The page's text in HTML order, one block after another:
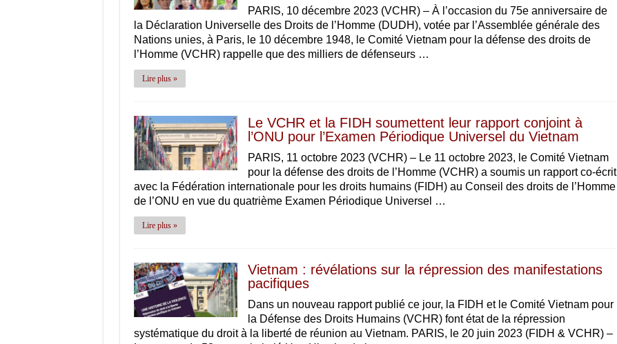
PARIS, 10 décembre 2023 (VCHR) – À l’occasion du 75e anniversaire de
la Déclaration Universelle des Droits de l’Homme (DUDH), votée par l’Assemblée générale des
Nations unies, à Paris, le 10 décembre 1948, le Comité Vietnam pour la défense des droits de
l’Homme (VCHR) rappelle que des milliers de défenseurs …
Lire plus »
Le VCHR et la FIDH soumettent leur rapport conjoint à
l’ONU pour l’Examen Périodique Universel du Vietnam
PARIS, 11 octobre 2023 (VCHR) – Le 11 octobre 2023, le Comité Vietnam
pour la défense des droits de l’Homme (VCHR) a soumis un rapport co-écrit
avec la Fédération internationale pour les droits humains (FIDH) au Conseil des droits de l’Homme
de l’ONU en vue du quatrième Examen Périodique Universel …
Lire plus »
Vietnam : révélations sur la répression des manifestations
pacifiques
Dans un nouveau rapport publié ce jour, la FIDH et le Comité Vietnam pour
la Défense des Droits Humains (VCHR) font état de la répression
systématique du droit à la liberté de réunion au Vietnam. PARIS, le 20 juin 2023 (FIDH & VCHR) –